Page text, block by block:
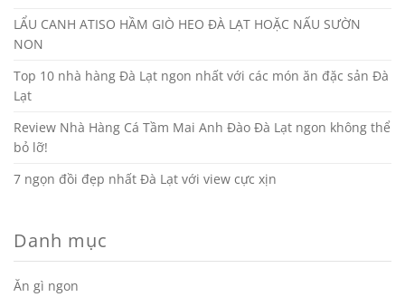
LẨU CANH ATISO HẦM GIÒ HEO ĐÀ LẠT HOẶC NẤU SƯỜN
NON
Top 10 nhà hàng Đà Lạt ngon nhất với các món ăn đặc sản Đà
Lạt
Review Nhà Hàng Cá Tầm Mai Anh Đào Đà Lạt ngon không thể
bỏ lỡ!
7 ngọn đồi đẹp nhất Đà Lạt với view cực xịn
Danh mục
Ăn gì ngon